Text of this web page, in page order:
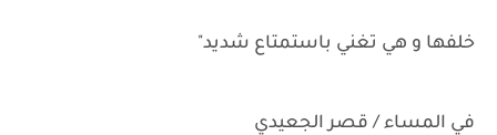
خلفها و هي تغني باستمتاع شديد"
في المساء / قصر الجعيدي